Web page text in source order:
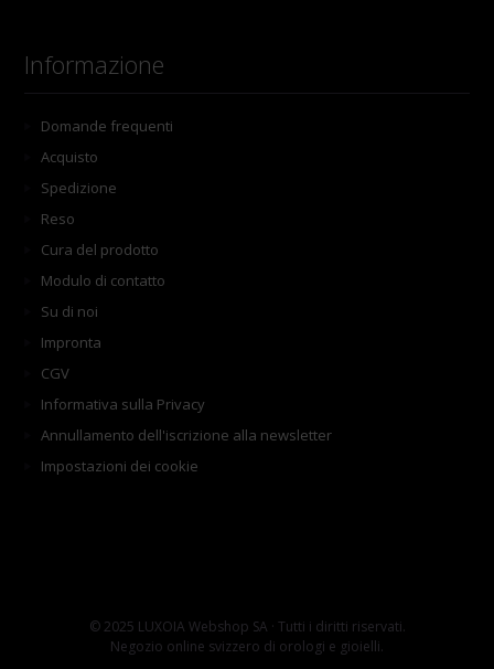
Informazione
Domande frequenti
Acquisto
Spedizione
Reso
Cura del prodotto
Modulo di contatto
Su di noi
Impronta
CGV
Informativa sulla Privacy
Annullamento dell'iscrizione alla newsletter
Impostazioni dei cookie
© 2025 LUXOIA Webshop SA · Tutti i diritti riservati.
Negozio online svizzero di orologi e gioielli.